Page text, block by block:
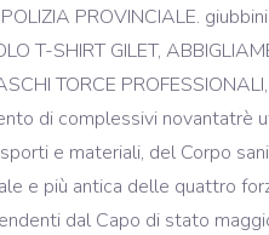
PROVINCIALE.
T-SHIRT GILET,
TORCE
di complessivi
e materiali, del Corpo
e più antica delle quattro
dal Capo di stato